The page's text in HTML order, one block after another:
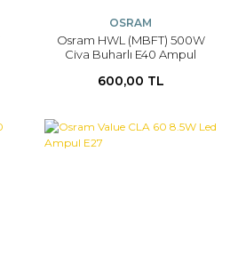
OSRAM
Osram HWL (MBFT) 500W
Civa Buharlı E40 Ampul
600,00 TL